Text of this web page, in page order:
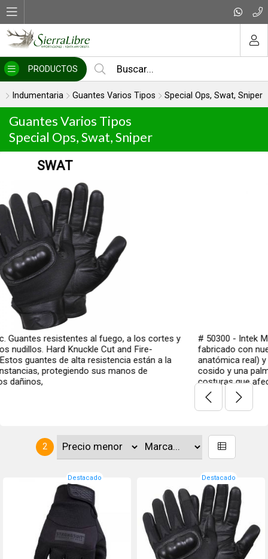
PRODUCTOS
Indumentaria Guantes Varios Tipos Special Ops, Swat, Sniper
Guantes Varios Tipos
Special Ops, Swat, Sniper
a los cortes y
and Fire-
están a la
manos de
# 50300 - Intek MFG StrongSuit - Guante
fabricado con nuestro Ergo Precurved
anatómica real) y la máxima protección
cosido y una palma de gatillo sin costuras
costuras que afecten la sensación
2
Destacado Destacado